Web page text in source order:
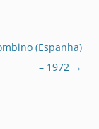
(Espanha)
– 1972 →